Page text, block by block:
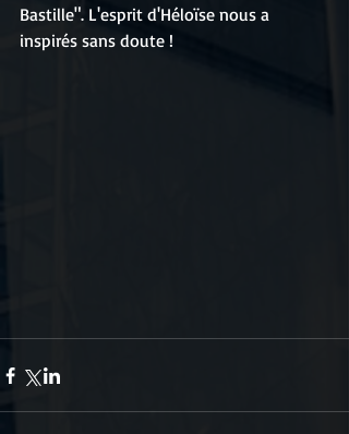
Bastille". L'esprit d'Héloïse nous a
inspirés sans doute !